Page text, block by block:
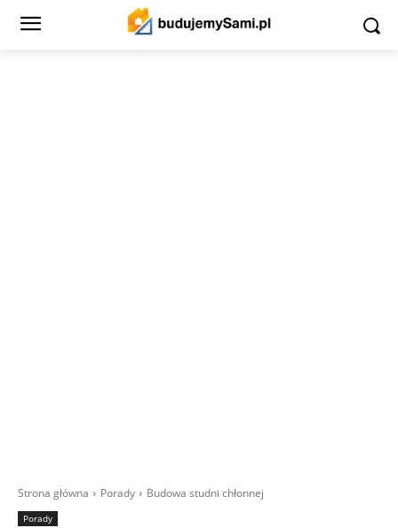
Strona główna Porady Budowa studni chłonnej
Porady